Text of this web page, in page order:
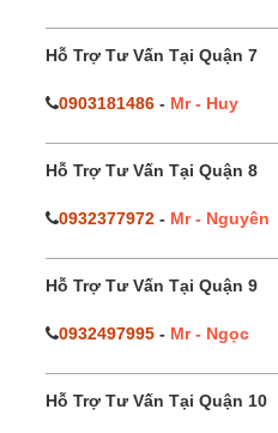
Hỗ Trợ Tư Vấn Tại Quận 7
0903181486 - Mr - Huy
Hỗ Trợ Tư Vấn Tại Quận 8
0932377972 - Mr - Nguyên
Hỗ Trợ Tư Vấn Tại Quận 9
0932497995 - Mr - Ngọc
Hỗ Trợ Tư Vấn Tại Quận 10